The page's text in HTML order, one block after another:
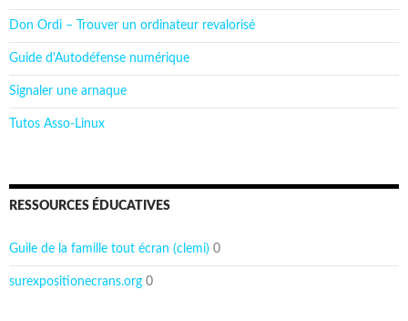
Don Ordi – Trouver un ordinateur revalorisé
Guide d'Autodéfense numérique
Signaler une arnaque
Tutos Asso-Linux
RESSOURCES ÉDUCATIVES
Guile de la famille tout écran (clemi) 0
surexpositionecrans.org 0